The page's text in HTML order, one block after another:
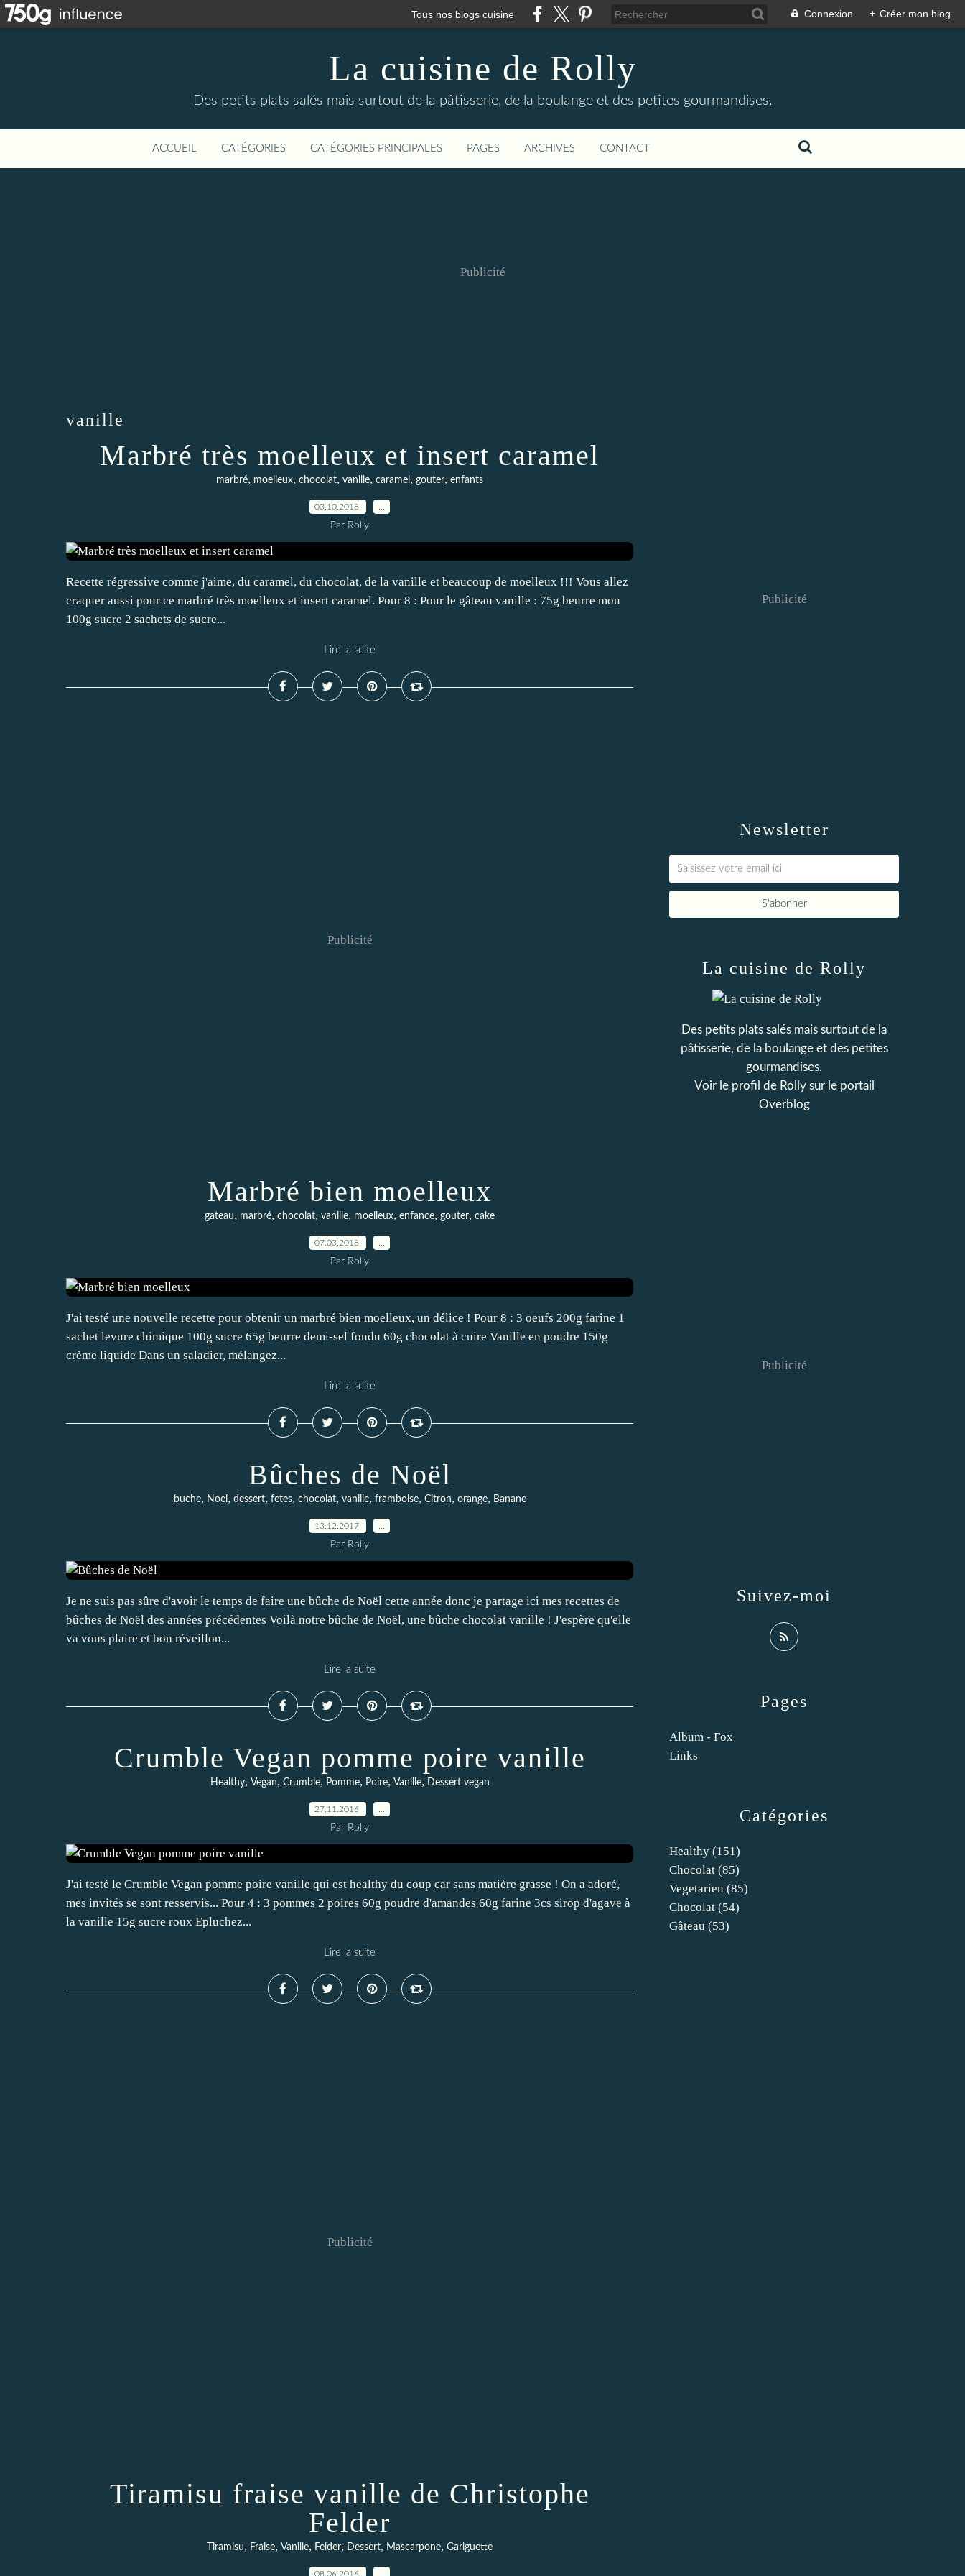
Tous nos blogs cuisine Connexion + Créer mon blog
La cuisine de Rolly
Des petits plats salés mais surtout de la pâtisserie, de la boulange et des petites gourmandises.
ACCUEIL CATÉGORIES CATÉGORIES PRINCIPALES PAGES ARCHIVES CONTACT
Publicité
vanille
Marbré très moelleux et insert caramel
marbré, moelleux, chocolat, vanille, caramel , gouter, enfants
03.10.2018
Par Rolly
Recette régressive comme j'aime, du caramel, du chocolat, de la vanille et beaucoup de moelleux !!! Vous allez
craquer aussi pour ce marbré très moelleux et insert caramel. Pour 8 : Pour le gâteau vanille : 75g beurre mou
100g sucre 2 sachets de sucre...
Lire la suite
Publicité
Marbré bien moelleux
gateau, marbré, chocolat, vanille, moelleux, enfance, gouter, cake
07.03.2018
Par Rolly
J'ai testé une nouvelle recette pour obtenir un marbré bien moelleux, un délice ! Pour 8 : 3 oeufs 200g farine 1
sachet levure chimique 100g sucre 65g beurre demi-sel fondu 60g chocolat à cuire Vanille en poudre 150g
crème liquide Dans un saladier, mélangez...
Lire la suite
Bûches de Noël
buche, Noel, dessert, fetes, chocolat, vanille, framboise, Citron, orange, Banane
13.12.2017
Par Rolly
Je ne suis pas sûre d'avoir le temps de faire une bûche de Noël cette année donc je partage ici mes recettes de
bûches de Noël des années précédentes Voilà notre bûche de Noël, une bûche chocolat vanille ! J'espère qu'elle
va vous plaire et bon réveillon...
Lire la suite
Crumble Vegan pomme poire vanille
Healthy, Vegan, Crumble, Pomme, Poire, Vanille, Dessert vegan
27.11.2016
Par Rolly
J'ai testé le Crumble Vegan pomme poire vanille qui est healthy du coup car sans matière grasse ! On a adoré,
mes invités se sont resservis... Pour 4 : 3 pommes 2 poires 60g poudre d'amandes 60g farine 3cs sirop d'agave à
la vanille 15g sucre roux Epluchez...
Lire la suite
Publicité
Tiramisu fraise vanille de Christophe
Felder
Tiramisu, Fraise, Vanille, Felder, Dessert, Mascarpone, Gariguette
08.06.2016
Newsletter
Publicité
Catégories
Healthy (151)
Chocolat (85)
Vegetarien (85)
Chocolat (54)
Gâteau (53)
Pages
Album - Fox
Links
La cuisine de Rolly
Des petits plats salés mais surtout de la
pâtisserie, de la boulange et des petites
gourmandises.
Voir le profil de Rollysur le portail
Overblog
Suivez-moi
Publicité